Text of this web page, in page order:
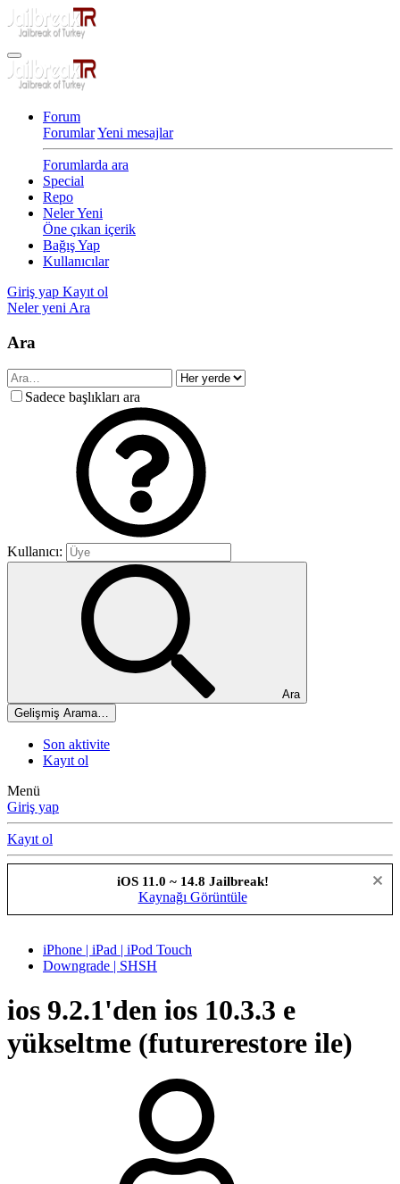
Forum
ForumlarYeni mesajlar
Forumlarda ara
Special
Repo
Neler Yeni
Öne çıkan içerik
Bağış Yap
Kullanıcılar
Giriş yap Kayıt ol
Neler yeni Ara
Ara
Sadece başlıkları ara
Kullanıcı:
Ara
Gelişmiş Arama…
Son aktivite
Kayıt ol
Menü
Giriş yap
Kayıt ol
iOS 11.0 ~ 14.8 Jailbreak!
Kaynağı Görüntüle
iPhone | iPad | iPod Touch
Downgrade | SHSH
ios 9.2.1'den ios 10.3.3 e
yükseltme (futurerestore ile)